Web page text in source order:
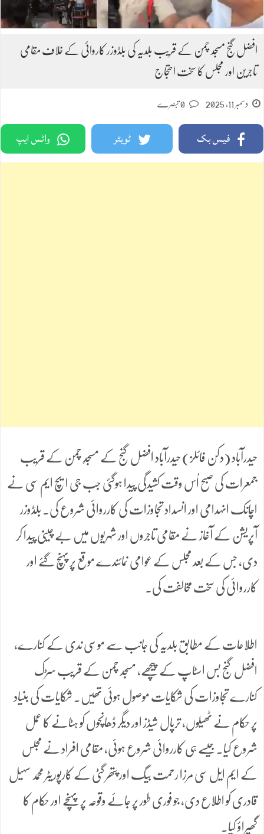
افضل گنج مسجد چمن کے قریب بلدیہ کی بلڈوزر کاروائی کے خلاف مقامی
تاجرین اور مجلس کا سخت احتجاج
دسمبر 11, 2025
فیس بک ٹویٹر واٹس ایپ
حیدرآباد (دکن فائلز) حیدرآباد افضل گنج کے مسجدِ چمن کے قریب
جمعرات کی صبح اُس وقت کشیدگی پیدا ہوگئی جب جی ایچ ایم سی نے
اچانک انہدامی اور انسداد تجاوزات کی کارروائی شروع کی۔ بلڈوزر
آپریشن کے آغاز نے مقامی تاجروں اور شہریوں میں بے چینی پیدا کر
دی، جس کے بعد مجلس کے عوامی نمائندے موقع پر پہنچ گئے اور
کارروائی کی سخت مخالفت کی۔
اطلاعات کے مطابق بلدیہ کی جانب سے موسی ندی کے کنارے،
افضل گنج بس اسٹاپ کے پیچھے، مسجد چمن کے قریب سڑک
کنارے تجاوزات کی شکایات موصول ہوئی تھیں۔ شکایات کی بنیاد
پر حکام نے ٹھیلوں، ترپال شیڈز اور دیگر ڈھانچوں کو ہٹانے کا عمل
شروع کیا۔ جیسے ہی کارروائی شروع ہوئی، مقامی افراد نے مجلس
کے ایم ایل سی مرزا رحمت بیگ اور پتھر گٹی کے کارپوریٹر محمد سہیل
قادری کو اطلاع دی، جو فوری طور پر جائے وقوعہ پر پہنچے اور حکام کا
گھیراؤ کیا۔